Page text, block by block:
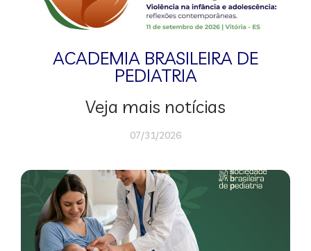
ACADEMIA BRASILEIRA DE
PEDIATRIA
Veja mais notícias
07/31/2026